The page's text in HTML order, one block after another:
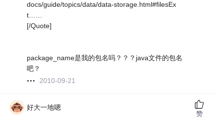
docs/guide/topics/data/data-storage.html#filesEx
t……
[/Quote]
package_name是我的包名吗？？？java文件的包名
吧？
2010-09-21
好大一地嗯
赞